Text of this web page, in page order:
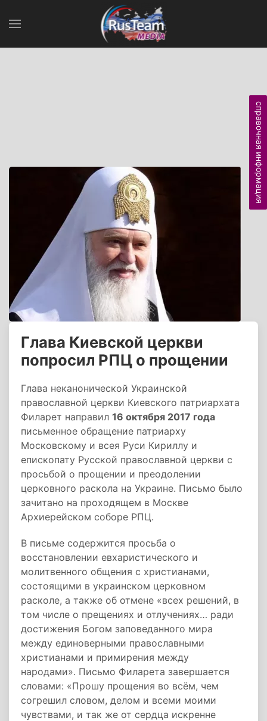
Глава Киевской церкви
попросил РПЦ о прощении
Глава неканонической Украинской
православной церкви Киевского патриархата
Филарет направил 16 октября 2017 года
письменное обращение патриарху
Московскому и всея Руси Кириллу и
епископату Русской православной церкви с
просьбой о прощении и преодолении
церковного раскола на Украине. Письмо было
зачитано на проходящем в Москве
Архиерейском соборе РПЦ.
В письме содержится просьба о
восстановлении евхаристического и
молитвенного общения с христианами,
состоящими в украинском церковном
расколе, а также об отмене «всех решений, в
том числе о прещениях и отлучениях… ради
достижения Богом заповеданного мира
между единоверными православными
христианами и примирения между
народами». Письмо Филарета завершается
словами: «Прошу прощения во всём, чем
согрешил словом, делом и всеми моими
чувствами, и так же от сердца искренне
справочная информация